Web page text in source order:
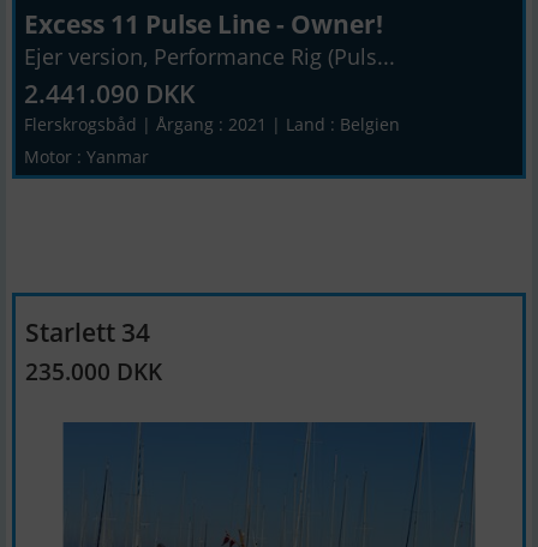
Excess 11 Pulse Line - Owner!
Ejer version, Performance Rig (Puls...
2.441.090 DKK
Flerskrogsbåd | Årgang : 2021 | Land : Belgien
Motor : Yanmar
Starlett 34
235.000 DKK